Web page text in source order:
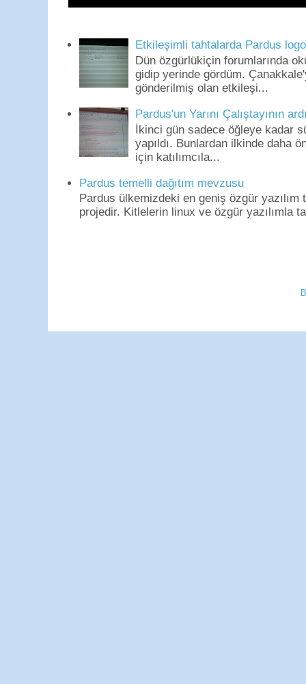
Etkileşimli tahtalarda Pardus
Dün özgürlükiçin forumlarında
gidip yerinde gördüm.
gönderilmiş olan etkileşi...
Pardus'un Yarını Çalıştayının
İkinci gün sadece öğleye kadar
yapıldı. Bunlardan ilkinde daha
için katılımcıla...
Pardus temelli dağıtım mevzusu
Pardus ülkemizdeki en geniş özgür
projedir. Kitlelerin linux ve özgür yazılımla